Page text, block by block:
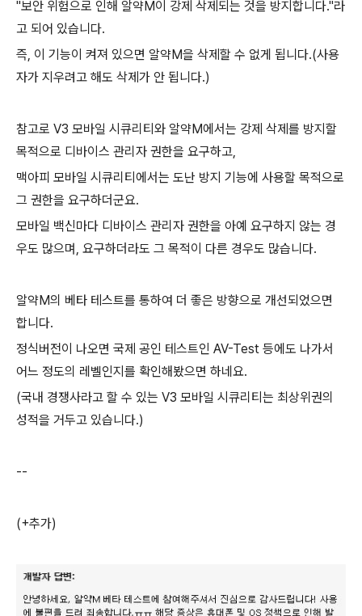
"보안 위험으로 인해 알약M이 강제 삭제되는 것을 방지합니다."라
고 되어 있습니다.
즉, 이 기능이 켜져 있으면 알약M을 삭제할 수 없게 됩니다.(사용
자가 지우려고 해도 삭제가 안 됩니다.)
참고로 V3 모바일 시큐리티와 알약M에서는 강제 삭제를 방지할
목적으로 디바이스 관리자 권한을 요구하고,
맥아피 모바일 시큐리티에서는 도난 방지 기능에 사용할 목적으로
그 권한을 요구하더군요.
모바일 백신마다 디바이스 관리자 권한을 아예 요구하지 않는 경
우도 많으며, 요구하더라도 그 목적이 다른 경우도 많습니다.
알약M의 베타 테스트를 통하여 더 좋은 방향으로 개선되었으면
합니다.
정식버전이 나오면 국제 공인 테스트인 AV-Test 등에도 나가서
어느 정도의 레벨인지를 확인해봤으면 하네요.
(국내 경쟁사라고 할 수 있는 V3 모바일 시큐리티는 최상위권의
성적을 거두고 있습니다.)
--
(+추가)